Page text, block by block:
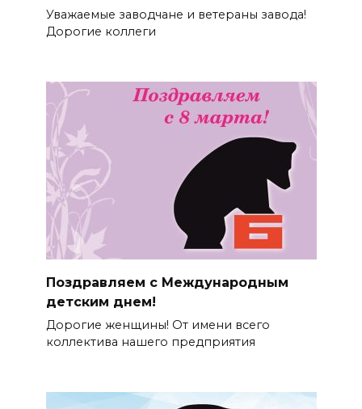
Уважаемые заводчане и ветераны завода!
Дорогие коллеги
Поздравляем с Международным
детским днем!
Дорогие женщины! От имени всего
коллектива нашего предприятия